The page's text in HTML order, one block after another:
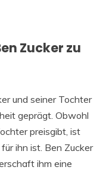
Zucker zu
und seiner Tochter
geprägt. Obwohl
preisgibt, ist
ihn ist. Ben Zucker
ihm eine